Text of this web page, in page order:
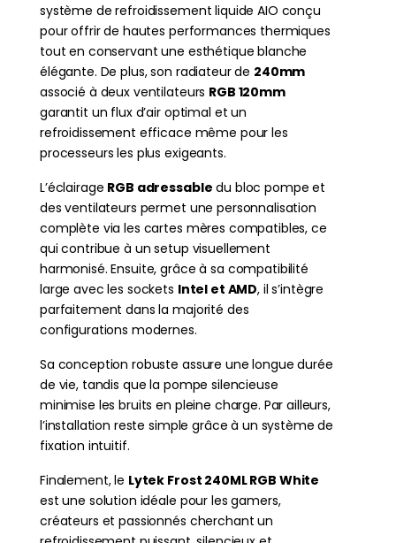
système de refroidissement liquide AIO conçu
pour offrir de hautes performances thermiques
tout en conservant une esthétique blanche
élégante. De plus, son radiateur de 240mm
associé à deux ventilateurs RGB 120mm
garantit un flux d’air optimal et un
refroidissement efficace même pour les
processeurs les plus exigeants.
L’éclairage RGB adressable du bloc pompe et
des ventilateurs permet une personnalisation
complète via les cartes mères compatibles, ce
qui contribue à un setup visuellement
harmonisé. Ensuite, grâce à sa compatibilité
large avec les sockets Intel et AMD, il s’intègre
parfaitement dans la majorité des
configurations modernes.
Sa conception robuste assure une longue durée
de vie, tandis que la pompe silencieuse
minimise les bruits en pleine charge. Par ailleurs,
l’installation reste simple grâce à un système de
fixation intuitif.
Finalement, le Lytek Frost 240ML RGB White
est une solution idéale pour les gamers,
créateurs et passionnés cherchant un